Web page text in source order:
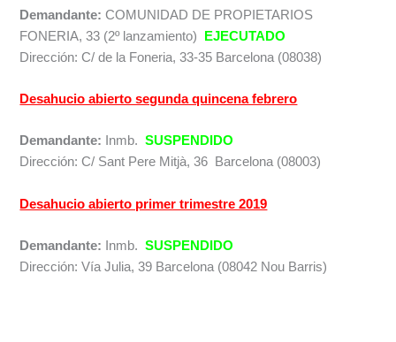
Demandante:COMUNIDAD DE PROPIETARIOS
FONERIA, 33 (2º lanzamiento)
EJECUTADO
Dirección: C/ de la Foneria, 33-35 Barcelona (08038)
Desahucio abierto segunda quincena febrero
Demandante: Inmb.SUSPENDIDO
Dirección: C/ Sant Pere Mitjà, 36 Barcelona (08003)
Desahucio abierto primer trimestre 2019
Demandante: Inmb.SUSPENDIDO
Dirección: Vía Julia, 39 Barcelona (08042 Nou Barris)